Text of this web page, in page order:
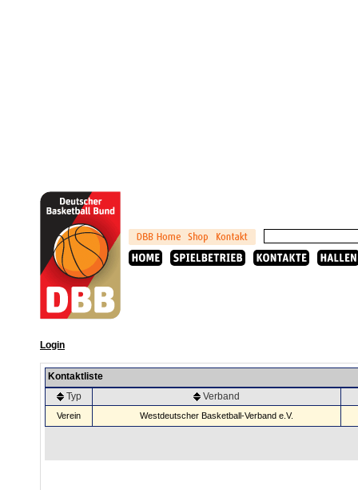
Login
Kontaktliste
Typ
Verband
Verein Westdeutscher Basketball-Verband e.V.